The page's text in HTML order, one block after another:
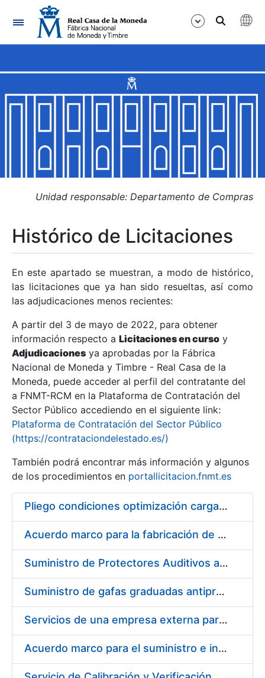
Navegación
Mostrar/Ocultar
Mostrar/Ocultar
Mostrar/Ocultar
Mostrar/Ocultar
Mostrar/Ocultar
Mostrar/Ocultar
Unidad responsable: Departamento de Compras
Histórico de Licitaciones
En este apartado se muestran, a modo de histórico,
las licitaciones que ya han sido resueltas, así como
las adjudicaciones menos recientes:
A partir del 3 de mayo de 2022, para obtener
información respecto a Licitaciones en curso y
Adjudicaciones ya aprobadas por la Fábrica
Nacional de Moneda y Timbre - Real Casa de la
Moneda, puede acceder al perfil del contratante del
a FNMT-RCM en la Plataforma de Contratación del
Sector Público accediendo en el siguiente link:
Plataforma de Contratación del Sector Público
(https://contrataciondelestado.es/)
También podrá encontrar más información y algunos
de los procedimientos en portallicitacion.fnmt.es
Pliego condiciones optimización cargas compras firmado
Acuerdo marco para la fabricación de piezas
Suministro de Protectores Auditivos a medida para las personas trabajadoras de los Centros de Trabajo de Madrid y Burgos
Suministro de gafas graduadas antiproyecciones para los trabajadores de la FNMT-RCM en los centros de trabajo de Madrid y Burgos
Servicios de una empresa externa para el asesoramiento y resolución de los recursos de alzada que se presentan relacionados con procesos de selección para la FNMT-RCM
Acuerdo marco para el suministro e instalación de persianas, estores y otros complementos